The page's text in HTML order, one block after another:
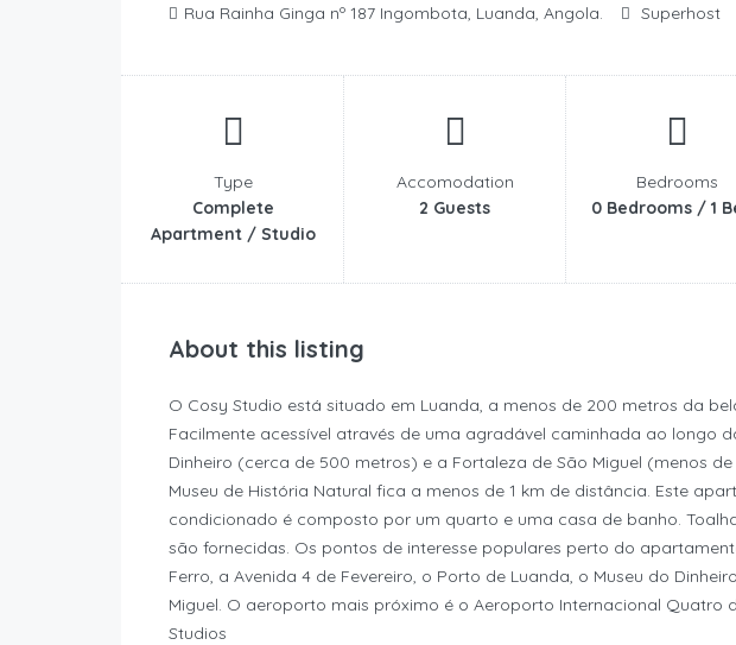
Rua Rainha Ginga nº 187 Ingombota, Luanda, Angola. Superhost
Type
Complete
Apartment / Studio
Accomodation
2 Guests
Bedrooms
0 Bedrooms / 1
About this listing
O Cosy Studio está situado em Luanda, a menos de 200 metros da
Facilmente acessível através de uma agradável caminhada ao longo
Dinheiro (cerca de 500 metros) e a Fortaleza de São Miguel (menos
Museu de História Natural fica a menos de 1 km de distância. Este
condicionado é composto por um quarto e uma casa de banho.
são fornecidas. Os pontos de interesse populares perto do
Ferro, a Avenida 4 de Fevereiro, o Porto de Luanda, o Museu do
Miguel. O aeroporto mais próximo é o Aeroporto Internacional Quatro
Studios